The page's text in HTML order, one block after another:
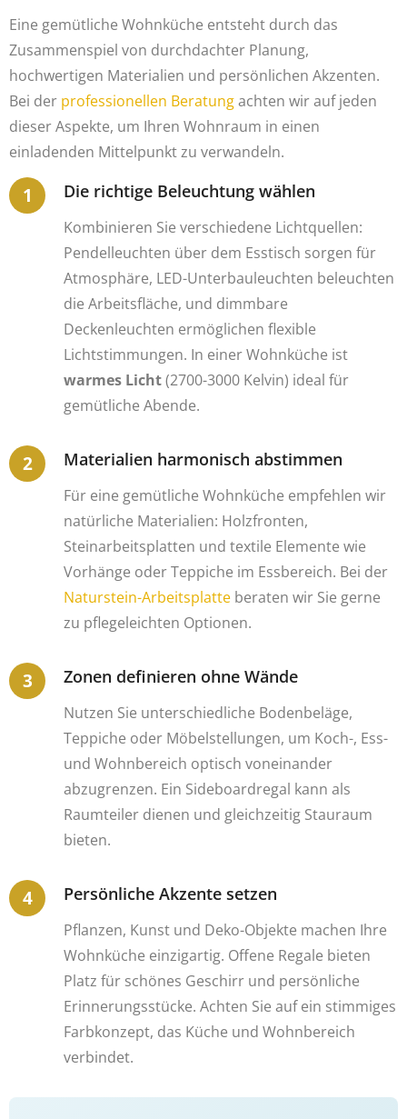
Eine gemütliche Wohnküche entsteht durch das
Zusammenspiel von durchdachter Planung,
hochwertigen Materialien und persönlichen Akzenten.
Bei der professionellen Beratungachten wir auf jeden
dieser Aspekte, um Ihren Wohnraum in einen
einladenden Mittelpunkt zu verwandeln.
Die richtige Beleuchtung wählen
Kombinieren Sie verschiedene Lichtquellen:
Pendelleuchten über dem Esstisch sorgen für
Atmosphäre, LED-Unterbauleuchten beleuchten
die Arbeitsfläche, und dimmbare
Deckenleuchten ermöglichen flexible
Lichtstimmungen. In einer Wohnküche ist
warmes Licht(2700-3000 Kelvin) ideal für
gemütliche Abende.
Materialien harmonisch abstimmen
Für eine gemütliche Wohnküche empfehlen wir
natürliche Materialien: Holzfronten,
Steinarbeitsplatten und textile Elemente wie
Vorhänge oder Teppiche im Essbereich. Bei der
Naturstein-Arbeitsplatte beraten wir Sie gerne
zu pflegeleichten Optionen.
Zonen definieren ohne Wände
Nutzen Sie unterschiedliche Bodenbeläge,
Teppiche oder Möbelstellungen, um Koch-, Ess-
und Wohnbereich optisch voneinander
abzugrenzen. Ein Sideboardregal kann als
Raumteiler dienen und gleichzeitig Stauraum
bieten.
Persönliche Akzente setzen
Pflanzen, Kunst und Deko-Objekte machen Ihre
Wohnküche einzigartig. Offene Regale bieten
Platz für schönes Geschirr und persönliche
Erinnerungsstücke. Achten Sie auf ein stimmiges
Farbkonzept, das Küche und Wohnbereich
verbindet.